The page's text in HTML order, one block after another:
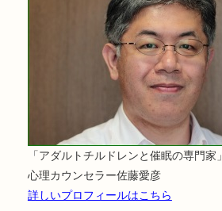
「アダルトチルドレンと催眠の専門家」
心理カウンセラー佐藤愛彦
詳しいプロフィールはこちら